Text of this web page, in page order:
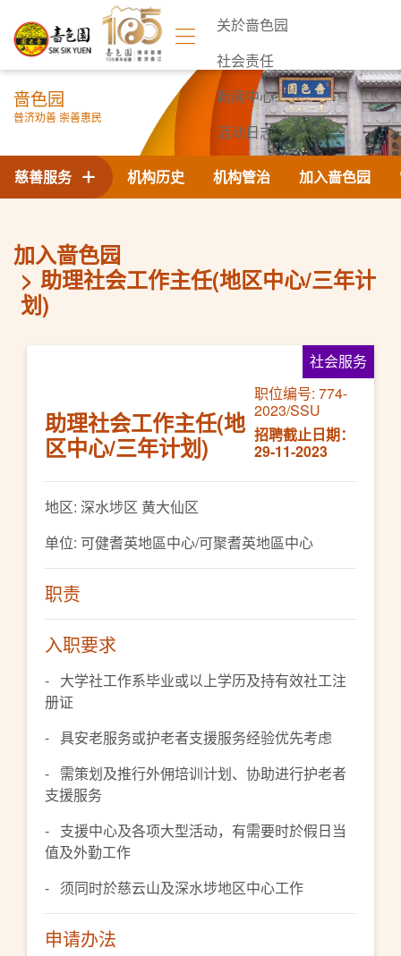
关於啬色园
社会责任
新闻中心
活动日志
联络我们
啬色园
普济劝善 崇善惠民
机构历史 机构管治 加入啬色园
慈善服务
加入啬色园
助理社会工作主任(地区中心/三年计
划)
社会服务
助理社会工作主任(地
区中心/三年计划)
职位编号: 774-
2023/SSU
招聘截止日期：
29-11-2023
地区: 深水埗区 黄大仙区
单位: 可健耆英地區中心/可聚耆英地區中心
职责
入职要求
- 大学社工作系毕业或以上学历及持有效社工注
册证
- 具安老服务或护老者支援服务经验优先考虑
- 需策划及推行外佣培训计划、协助进行护老者
支援服务
- 支援中心及各项大型活动，有需要时於假日当
值及外勤工作
- 须同时於慈云山及深水埗地区中心工作
申请办法